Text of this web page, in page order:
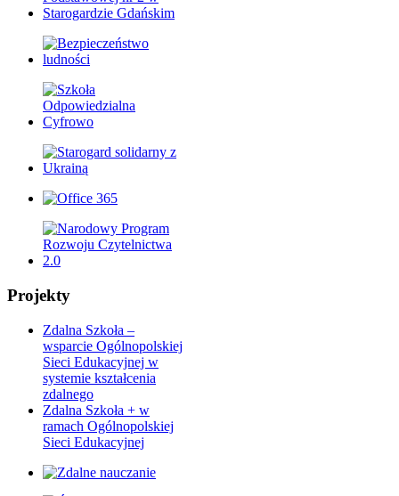
Projekty
Zdalna Szkoła –
wsparcie Ogólnopolskiej
Sieci Edukacyjnej w
systemie kształcenia
zdalnego
Zdalna Szkoła + w
ramach Ogólnopolskiej
Sieci Edukacyjnej